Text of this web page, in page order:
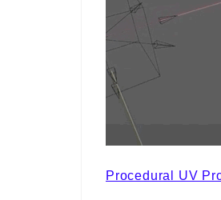
Procedural UV